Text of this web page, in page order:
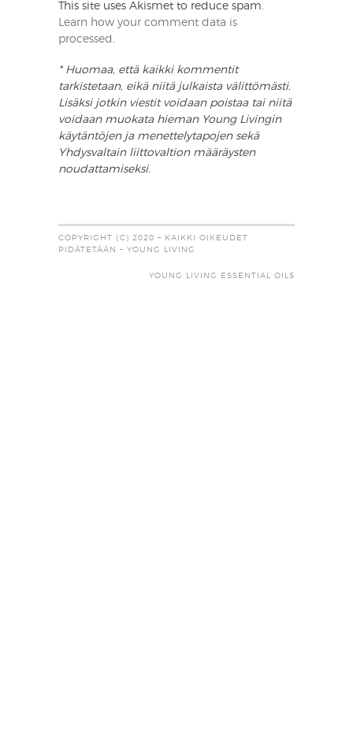
This site uses Akismet to reduce spam.
Learn how your comment data is
processed .
* Huomaa, että kaikki kommentit
tarkistetaan, eikä niitä julkaista välittömästi.
Lisäksi jotkin viestit voidaan poistaa tai niitä
voidaan muokata hieman Young Livingin
käytäntöjen ja menettelytapojen sekä
Yhdysvaltain liittovaltion määräysten
noudattamiseksi.
COPYRIGHT (C) 2020 – KAIKKI OIKEUDET
PIDÄTETÄÄN – YOUNG LIVING
YOUNG LIVING ESSENTIAL OILS